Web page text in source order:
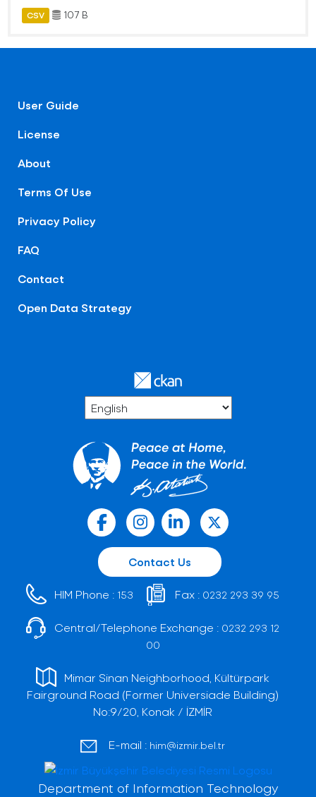
CSV 107 B
User Guide
License
About
Terms Of Use
Privacy Policy
FAQ
Contact
Open Data Strategy
Contact Us
HIM Phone : 153 Fax : 0232 293 39 95
Central/Telephone Exchange : 0232 293 12
00
Mimar Sinan Neighborhood, Kültürpark
Fairground Road (Former Universiade Building)
No:9/20, Konak / İZMİR
E-mail : him@izmir.bel.tr
Department of Information Technology